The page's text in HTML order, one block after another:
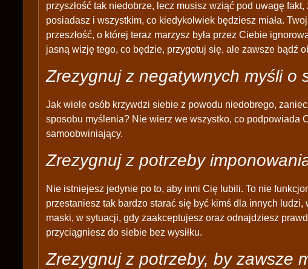
przyszłość tak niedobrze, lecz musisz wziąć pod uwagę
posiadasz i wszystkim, co kiedykolwiek będziesz miała.
przeszłość, o której teraz marzysz była przez Ciebie
jasną wizję tego, co będzie, przygotuj się, ale zawsze bądź
Zrezygnuj z negatywnych myśli o
Jak wiele osób krzywdzi siebie z powodu niedobrego,
sposobu myślenia? Nie wierz we wszystko, co podpowiada
samoobwiniający.
Zrezygnuj z potrzeby
Nie istniejesz jedynie po to, aby inni Cię lubili. To nie
przestaniesz tak bardzo starać się być kimś dla innych
maski, w sytuacji, gdy zaakceptujesz oraz odnajdziesz
przyciągniesz do siebie bez wysiłku.
Zrezygnuj z potrzeby, by zawsze